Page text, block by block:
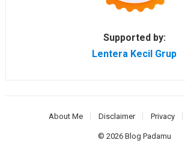
Supported by:
Lentera Kecil Grup
About Me Disclaimer Privacy
© 2026 Blog Padamu